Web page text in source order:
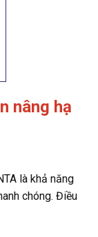
nâng hạ
là khả năng
chóng. Điều